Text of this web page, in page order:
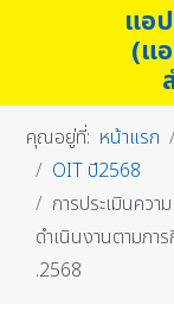
แอ
(แ
คุณอยู่ที่: หน้าแรก
OIT ปี2568
การประเมินควา
ดำเนินงานตามภา
.2568